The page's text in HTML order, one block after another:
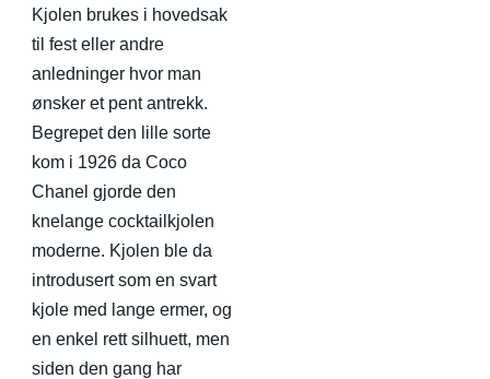
Kjolen brukes i hovedsak
til fest eller andre
anledninger hvor man
ønsker et pent antrekk.
Begrepet den lille sorte
kom i 1926 da Coco
Chanel gjorde den
knelange cocktailkjolen
moderne. Kjolen ble da
introdusert som en svart
kjole med lange ermer, og
en enkel rett silhuett, men
siden den gang har